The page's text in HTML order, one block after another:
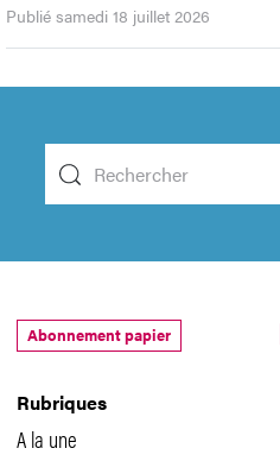
Publié samedi 18 juillet 2026
Rubriques
A la une
Abonnement papier